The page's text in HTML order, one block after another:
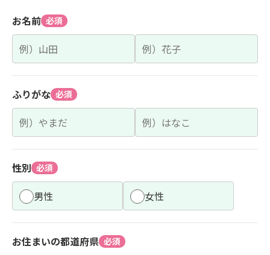
お名前 必須
ふりがな 必須
性別 必須
男性 女性
お住まいの都道府県 必須